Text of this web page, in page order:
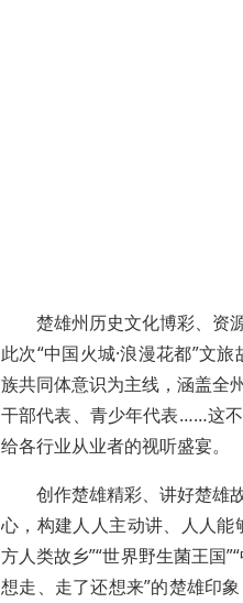
楚雄州历史文化博彩、资
此次“中国火城·浪漫花都”文
族共同体意识为主线，涵盖全
干部代表、青少年代表……这
给各行业从业者的视听盛宴。
创作楚雄精彩、讲好楚雄
心，构建人人主动讲、人人能
方人类故乡”“世界野生菌王国
想走、走了还想来”的楚雄印